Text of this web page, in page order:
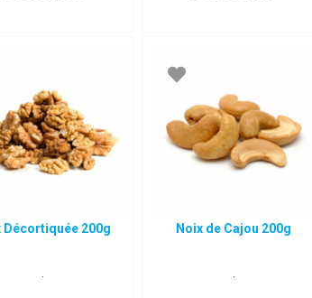
Décortiquée 200g
.
Noix de Cajou 200g
.